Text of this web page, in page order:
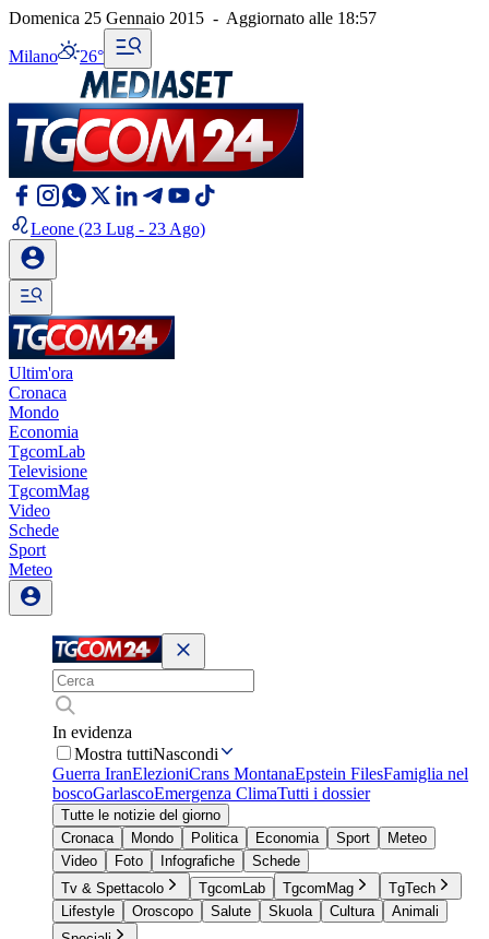
Domenica 25 Gennaio 2015 - Aggiornato alle 18:57
Milano 26°
Leone (23 Lug - 23 Ago)
Ultim'ora
Cronaca
Mondo
Economia
TgcomLab
Televisione
TgcomMag
Video
Schede
Sport
Meteo
In evidenza
Mostra tuttiNascondi
Guerra IranElezioniCrans MontanaEpstein FilesFamiglia nel
boscoGarlascoEmergenza ClimaTutti i dossier
Tutte le notizie del giorno
Cronaca
Mondo Politica Economia Sport
Meteo
Video
Foto Infografiche
Schede
Tv & Spettacolo
TgcomLab TgcomMag
TgTech
Lifestyle
Oroscopo Salute Skuola Cultura
Animali